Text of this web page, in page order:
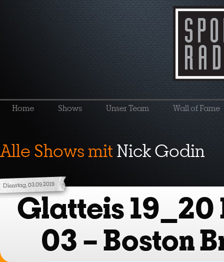
Home Shows Unser Team Wall of Fame
Alle Shows mitNick Godin
Dienstag, 03.09.2019
Glatteis 19_20
03 – Boston